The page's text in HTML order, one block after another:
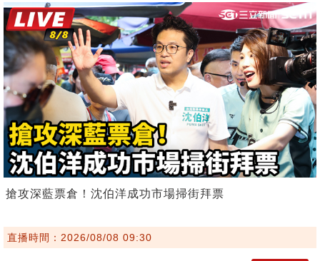
搶攻深藍票倉！沈伯洋成功市場掃街拜票
直播時間：2026/08/08 09:30